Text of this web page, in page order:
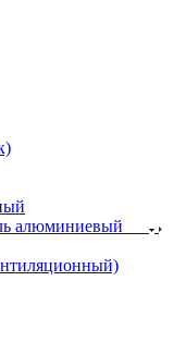
алюминиевый